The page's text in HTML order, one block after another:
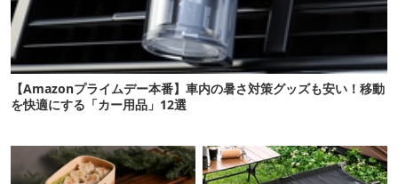
【Amazonプライムデー本番】車内の暑さ対策グッズも安い！移動
を快適にする「カー用品」12選